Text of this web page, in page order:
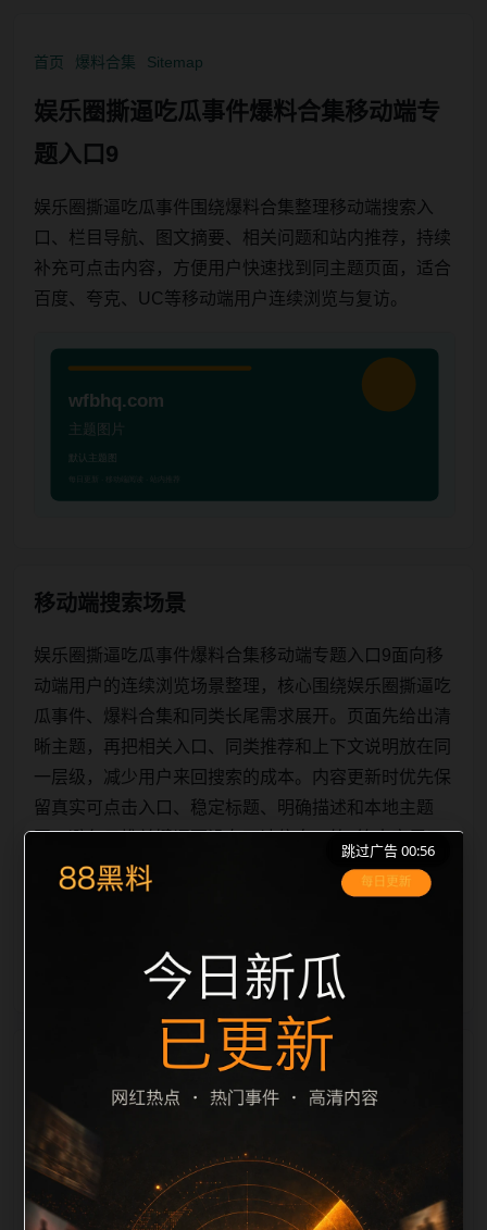
首页 爆料合集 Sitemap
娱乐圈撕逼吃瓜事件爆料合集移动端专
题入口9
娱乐圈撕逼吃瓜事件围绕爆料合集整理移动端搜索入
口、栏目导航、图文摘要、相关问题和站内推荐，持续
补充可点击内容，方便用户快速找到同主题页面，适合
百度、夸克、UC等移动端用户连续浏览与复访。
移动端搜索场景
娱乐圈撕逼吃瓜事件爆料合集移动端专题入口9面向移
动端用户的连续浏览场景整理，核心围绕娱乐圈撕逼吃
瓜事件、爆料合集和同类长尾需求展开。页面先给出清
晰主题，再把相关入口、同类推荐和上下文说明放在同
一层级，减少用户来回搜索的成本。内容更新时优先保
留真实可点击入口、稳定标题、明确描述和本地主题
图，避免只堆关键词而没有可读信息。第9篇内容用于
补齐栏目深度，同时帮助 sitemap、栏目页、首页推荐
形成更自然的内链关系。图片说明统一绑定站点主关键
文、图片 alt、title 之间识
栏目内容归集
别一致主题。后续每日采集时，建议继续执行远程图片
本地化、坏图默认图兜底、标题去重和 description 长
度过滤。如果同一主题下有多个相近页面，应通过不同
角度补充事件背景、访问场景、相关问题或专题入口，
跳过广告 00:56